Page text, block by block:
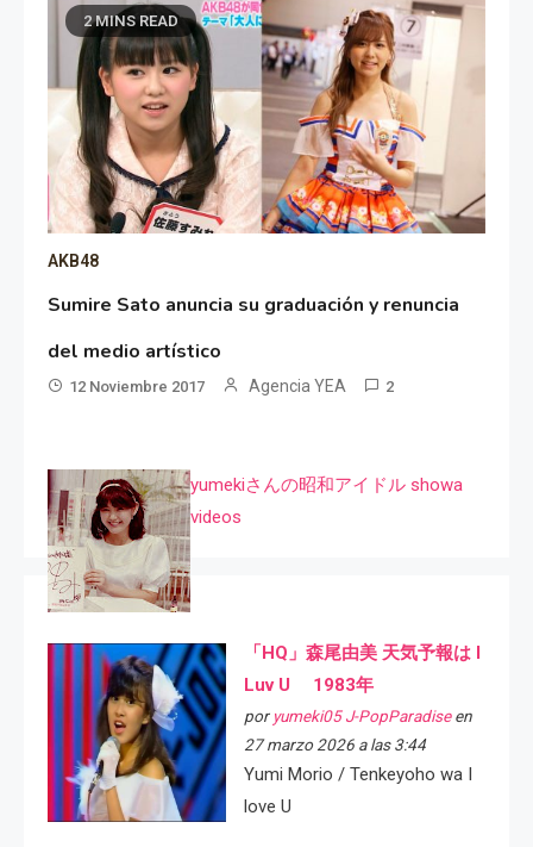
2 MINS READ
AKB48
Sumire Sato anuncia su graduación y renuncia
del medio artístico
12 Noviembre 2017 Agencia YEA 2
yumekiさんの昭和アイドル showa
videos
「HQ」森尾由美 天気予報は I
Luv U 1983年
por yumeki05 J-PopParadiseen
27 marzo 2026 a las 3:44
Yumi Morio / Tenkeyoho wa I
love U